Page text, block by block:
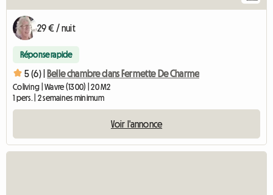
29 € / nuit
Réponse rapide
5 (6) | Belle chambre dans Fermette De Charme
Coliving | Wavre (1300) | 20 M2
1 pers. | 2 semaines minimum
Voir l'annonce